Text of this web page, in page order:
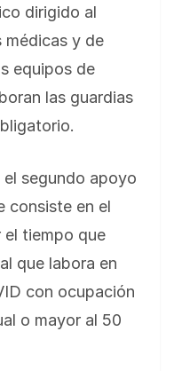
dirigido al
médicas y de
equipos de
las guardias
segundo apoyo
consiste en el
el tiempo que
que labora en
con ocupación
o mayor al 50